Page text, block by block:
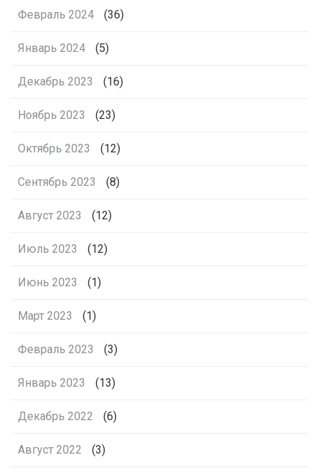
Февраль 2024 (36)
Январь 2024 (5)
Декабрь 2023 (16)
Ноябрь 2023 (23)
Октябрь 2023 (12)
Сентябрь 2023 (8)
Август 2023 (12)
Июль 2023 (12)
Июнь 2023 (1)
Март 2023 (1)
Февраль 2023 (3)
Январь 2023 (13)
Декабрь 2022 (6)
Август 2022 (3)